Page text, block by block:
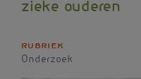
zieke ouderen
Rubriek
Onderzoek